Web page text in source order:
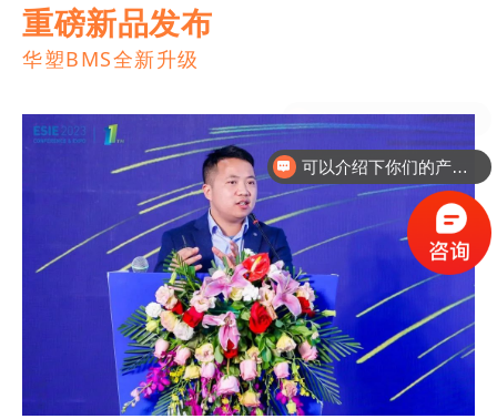
重磅新品发布
华塑BMS全新升级
可以介绍下你们的产品么？